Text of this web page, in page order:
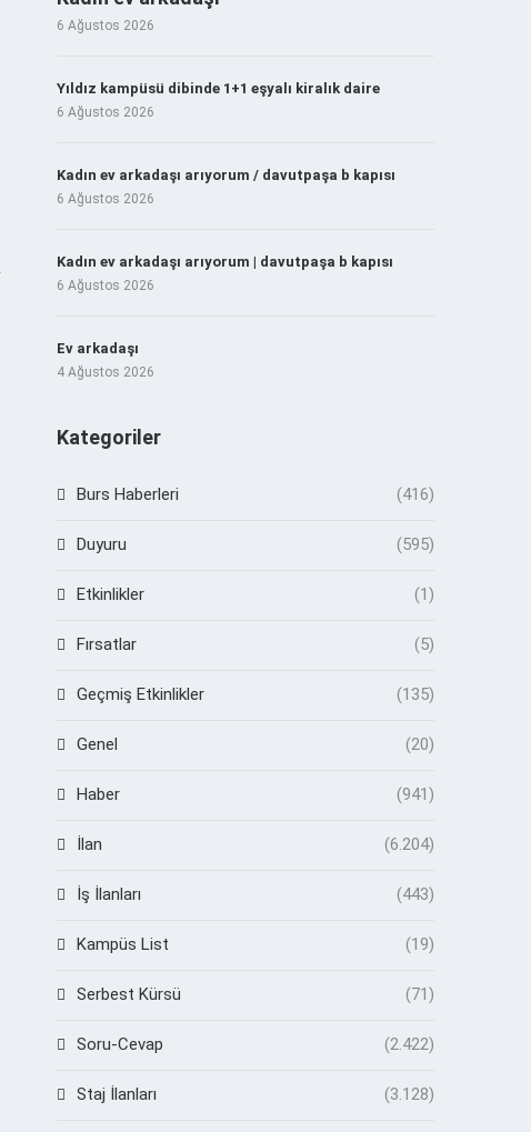
6 Ağustos 2026
Yıldız kampüsü dibinde 1+1 eşyalı kiralık daire
6 Ağustos 2026
Kadın ev arkadaşı arıyorum / davutpaşa b kapısı
6 Ağustos 2026
Kadın ev arkadaşı arıyorum | davutpaşa b kapısı
6 Ağustos 2026
Ev arkadaşı
4 Ağustos 2026
Kategoriler
Burs Haberleri (416)
Duyuru (595)
Etkinlikler (1)
Fırsatlar (5)
Geçmiş Etkinlikler (135)
Genel (20)
Haber (941)
İlan (6.204)
İş İlanları (443)
Kampüs List (19)
Serbest Kürsü (71)
Soru-Cevap (2.422)
Staj İlanları (3.128)